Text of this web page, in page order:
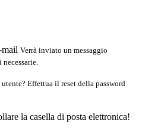
Verrà inviato un messaggio
Effettua il reset della password
la casella di posta elettronica!